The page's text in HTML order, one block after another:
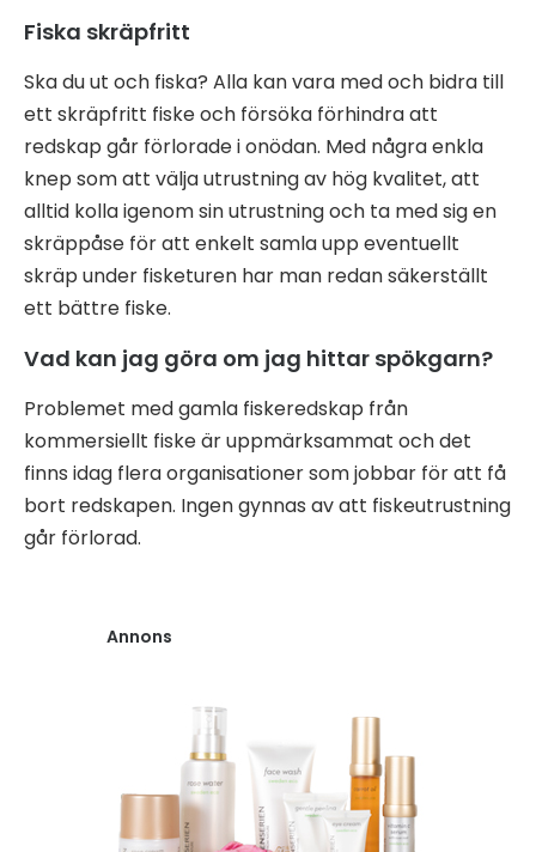
Fiska skräpfritt
Ska du ut och fiska? Alla kan vara med och bidra till
ett skräpfritt fiske och försöka förhindra att
redskap går förlorade i onödan. Med några enkla
knep som att välja utrustning av hög kvalitet, att
alltid kolla igenom sin utrustning och ta med sig en
skräppåse för att enkelt samla upp eventuellt
skräp under fisketuren har man redan säkerställt
ett bättre fiske.
Vad kan jag göra om jag hittar spökgarn?
Problemet med gamla fiskeredskap från
kommersiellt fiske är uppmärksammat och det
finns idag flera organisationer som jobbar för att få
bort redskapen. Ingen gynnas av att fiskeutrustning
går förlorad.
Annons